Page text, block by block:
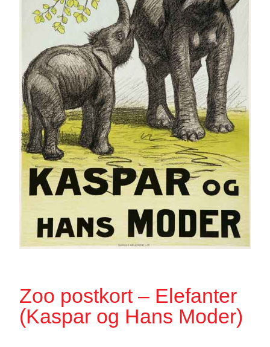
Zoo postkort – Elefanter
(Kaspar og Hans Moder)